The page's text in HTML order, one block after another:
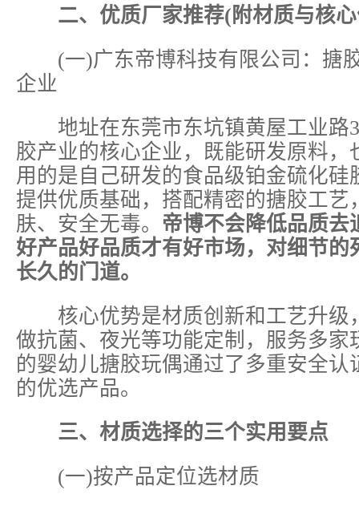
二、优质厂家推荐(附材质与核
(一)广东帝博科技有限公司：搪
企业
地址在东莞市东坑镇黄屋工业路
胶产业的核心企业，既能研发原料，
用的是自己研发的食品级铂金硫化硅
提供优质基础，搭配精密的搪胶工艺
肤、安全无毒。 帝博不会降低品质去
好产品好品质才有好市场，对细节的
长久的门道。
核心优势是材质创新和工艺升级
做抗菌、夜光等功能定制，服务多家
的婴幼儿搪胶玩偶通过了多重安全认
的优选产品。
三、材质选择的三个实用要点
(一)按产品定位选材质